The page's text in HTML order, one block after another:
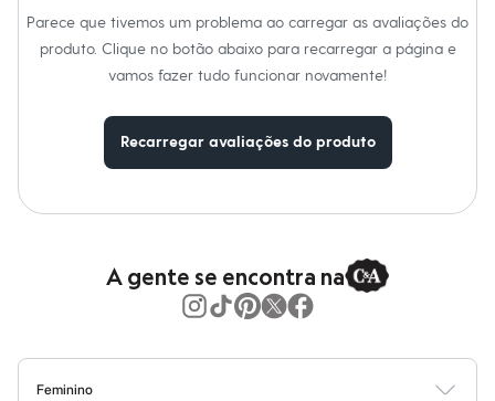
Dia dos Pais
Inverno
Novidades
Camisetas e Regatas
Casacos e Jaquetas
Jeans
Polos
Chapéus e Bonés
Relógios
Calçados
Botas
Parece que tivemos um problema ao carregar as avaliações do
produto. Clique no botão abaixo para recarregar a página e
vamos fazer tudo funcionar novamente!
Recarregar avaliações do produto
A gente se encontra na
Feminino